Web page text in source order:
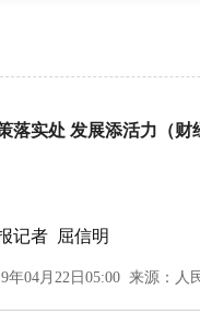
落实处 发展添活力（财
记者 屈信明
年04月22日05:00 来源： 人